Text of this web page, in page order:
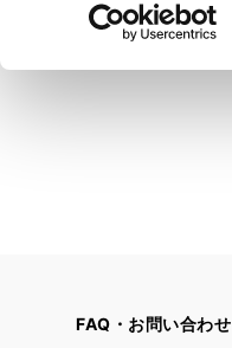
FAQ・お問い合わせ